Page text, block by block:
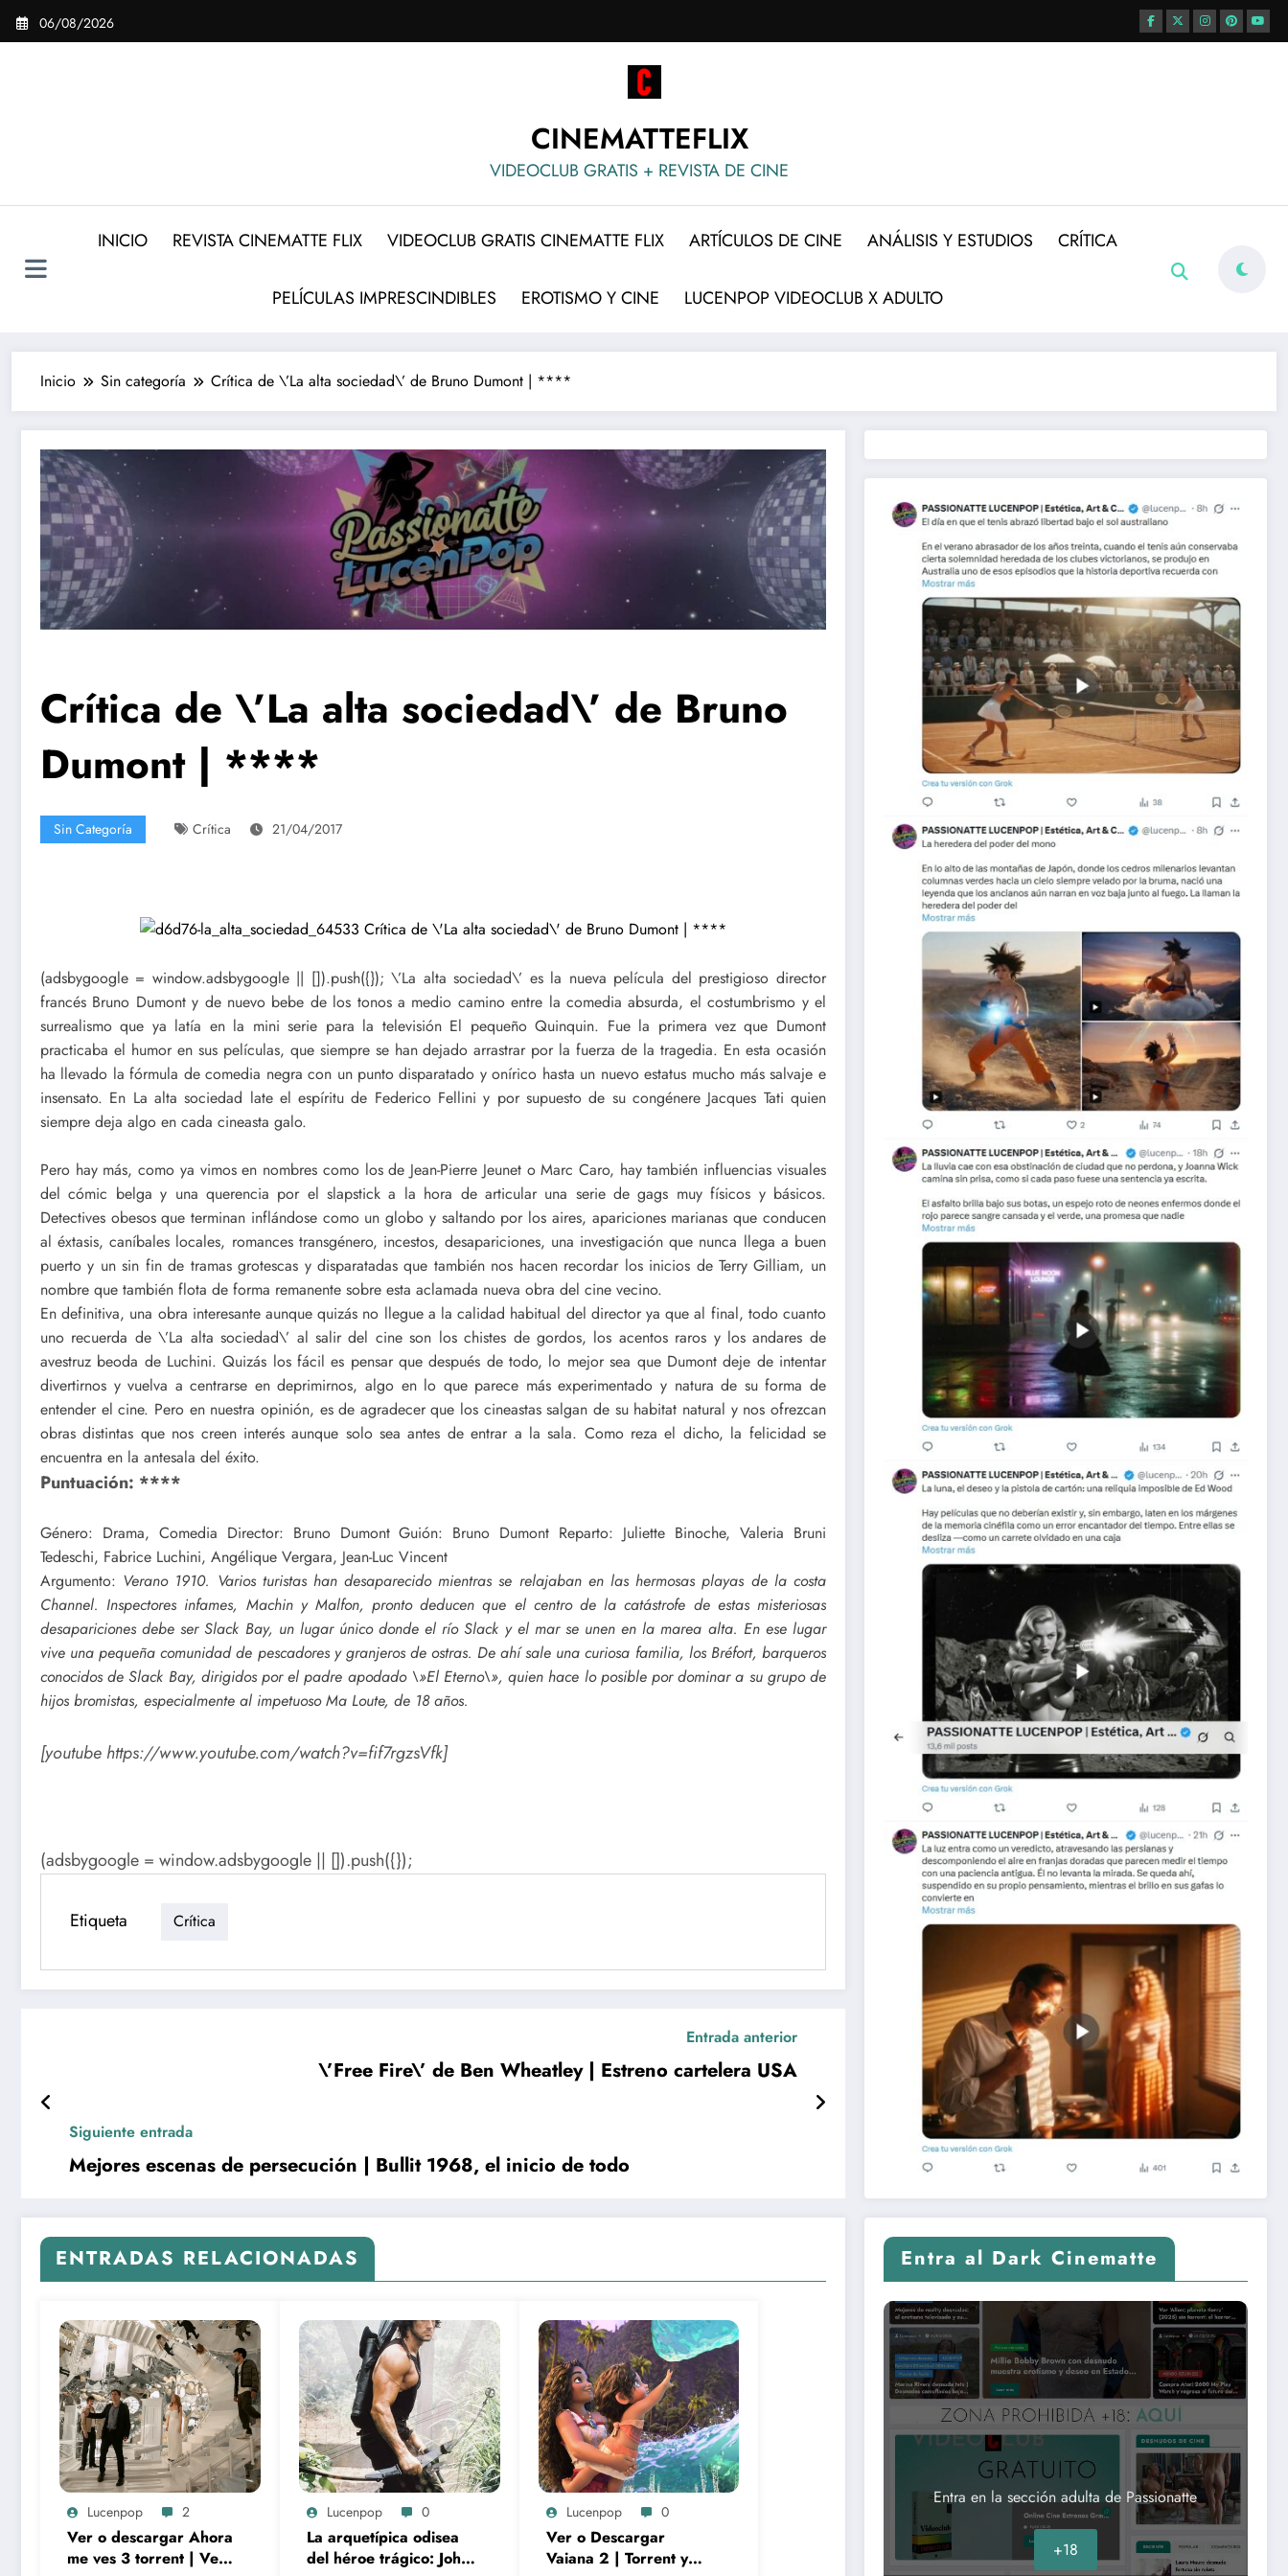
Saltar
06/08/2026
CINEMATTEFLIX
VIDEOCLUB GRATIS + REVISTA DE CINE
INICIO REVISTA CINEMATTE FLIX VIDEOCLUB GRATIS CINEMATTE FLIX ARTÍCULOS DE CINE ANÁLISIS Y ESTUDIOS CRÍTICA
PELÍCULAS IMPRESCINDIBLES EROTISMO Y CINE LUCENPOP VIDEOCLUB X ADULTO
Inicio Sin categoría Crítica de \’La alta sociedad\’ de Bruno Dumont | ****
Crítica de \’La alta sociedad\’ de Bruno
Dumont | ****
Sin Categoría Crítica 21/04/2017
(adsbygoogle = window.adsbygoogle || []).push({}); \’La alta sociedad\’ es la nueva película del prestigioso director
francés Bruno Dumont y de nuevo bebe de los tonos a medio camino entre la comedia absurda, el costumbrismo y el
surrealismo que ya latía en la mini serie para la televisión El pequeño Quinquin. Fue la primera vez que Dumont
practicaba el humor en sus películas, que siempre se han dejado arrastrar por la fuerza de la tragedia. En esta ocasión
ha llevado la fórmula de comedia negra con un punto disparatado y onírico hasta un nuevo estatus mucho más salvaje e
insensato. En La alta sociedad late el espíritu de Federico Fellini y por supuesto de su congénere Jacques Tati quien
siempre deja algo en cada cineasta galo.
Pero hay más, como ya vimos en nombres como los de Jean-Pierre Jeunet o Marc Caro, hay también influencias visuales
del cómic belga y una querencia por el slapstick a la hora de articular una serie de gags muy físicos y básicos.
Detectives obesos que terminan inflándose como un globo y saltando por los aires, apariciones marianas que conducen
al éxtasis, caníbales locales, romances transgénero, incestos, desapariciones, una investigación que nunca llega a buen
puerto y un sin fin de tramas grotescas y disparatadas que también nos hacen recordar los inicios de Terry Gilliam, un
nombre que también flota de forma remanente sobre esta aclamada nueva obra del cine vecino.
En definitiva, una obra interesante aunque quizás no llegue a la calidad habitual del director ya que al final, todo cuanto
uno recuerda de \’La alta sociedad\’ al salir del cine son los chistes de gordos, los acentos raros y los andares de
avestruz beoda de Luchini. Quizás los fácil es pensar que después de todo, lo mejor sea que Dumont deje de intentar
divertirnos y vuelva a centrarse en deprimirnos, algo en lo que parece más experimentado y natura de su forma de
entender el cine. Pero en nuestra opinión, es de agradecer que los cineastas salgan de su habitat natural y nos ofrezcan
obras distintas que nos creen interés aunque solo sea antes de entrar a la sala. Como reza el dicho, la felicidad se
encuentra en la antesala del éxito.
Puntuación: ****
Género: Drama, Comedia Director: Bruno Dumont Guión: Bruno Dumont Reparto: Juliette Binoche, Valeria Bruni
Tedeschi, Fabrice Luchini, Angélique Vergara, Jean-Luc Vincent
Argumento: Verano 1910. Varios turistas han desaparecido mientras se relajaban en las hermosas playas de la costa
Channel. Inspectores infames, Machin y Malfon, pronto deducen que el centro de la catástrofe de estas misteriosas
desapariciones debe ser Slack Bay, un lugar único donde el río Slack y el mar se unen en la marea alta. En ese lugar
vive una pequeña comunidad de pescadores y granjeros de ostras. De ahí sale una curiosa familia, los Bréfort, barqueros
conocidos de Slack Bay, dirigidos por el padre apodado \»El Eterno\», quien hace lo posible por dominar a su grupo de
hijos bromistas, especialmente al impetuoso Ma Loute, de 18 años.
[youtube https://www.youtube.com/watch?v=fif7rgzsVfk]
(adsbygoogle = window.adsbygoogle || []).push({});
Etiqueta Crítica
Entrada anterior
\’Free Fire\’ de Ben Wheatley | Estreno cartelera USA
Siguiente entrada
Mejores escenas de persecución | Bullit 1968, el inicio de todo
ENTRADAS RELACIONADAS
Lucenpop 2
Ver o descargar Ahora
me ves 3 torrent | Ver,
Lucenpop 0
La arquetípica odisea
del héroe trágico: John
Lucenpop 0
Ver o Descargar
Vaiana 2 | Torrent y
Entra al Dark Cinematte
Entra en la sección adulta de Passionatte
+18